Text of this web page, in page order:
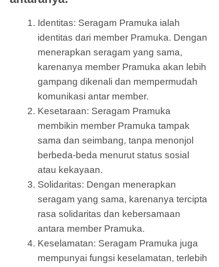
Identitas: Seragam Pramuka ialah
identitas dari member Pramuka. Dengan
menerapkan seragam yang sama,
karenanya member Pramuka akan lebih
gampang dikenali dan mempermudah
komunikasi antar member.
Kesetaraan: Seragam Pramuka
membikin member Pramuka tampak
sama dan seimbang, tanpa menonjol
berbeda-beda menurut status sosial
atau kekayaan.
Solidaritas: Dengan menerapkan
seragam yang sama, karenanya tercipta
rasa solidaritas dan kebersamaan
antara member Pramuka.
Keselamatan: Seragam Pramuka juga
mempunyai fungsi keselamatan, terlebih